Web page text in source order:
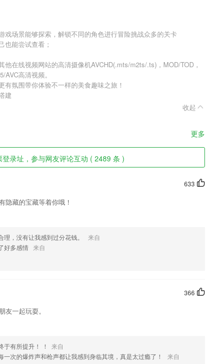
戏场景能够探索，解锁不同的角色进行冒险挑战众多的关卡
也能尝试查看；
在线视频网站的高清摄像机AVCHD(.mts/m2ts/.ts)，MOD/TOD，
高清视频。
氛围带你体验不一样的美食趣味之旅！
建
收起
更多
登录址，参与网友评论互动 ( 2489 条 )
633
隐藏的宝藏等着你哦！
理，没有让我感到过分花钱。
来自
好多感情 来自
366
一起玩耍。
于有所提升！ ！
来自
一次的爆炸声和枪声都让我感到身临其境，真是太过瘾了！
来自